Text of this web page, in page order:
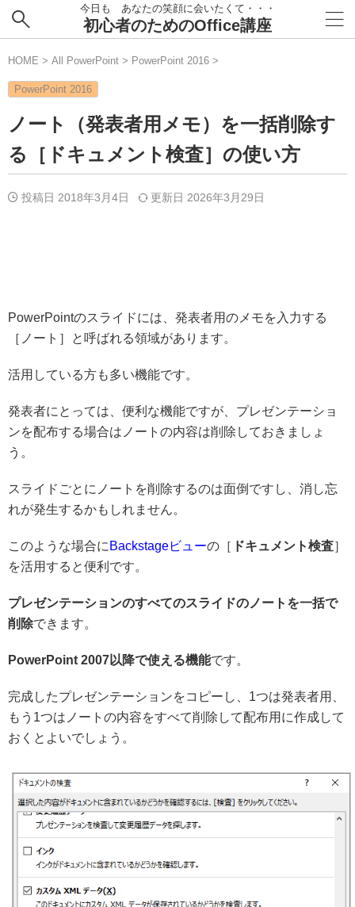
今日も あなたの笑顔に会いたくて・・・
初心者のためのOffice講座
HOME > All PowerPoint > PowerPoint 2016 >
PowerPoint 2016
ノート（発表者用メモ）を一括削除す
る［ドキュメント検査］の使い方
投稿日 2018年3月4日 更新日 2026年3月29日
PowerPointのスライドには、発表者用のメモを入力する
［ノート］と呼ばれる領域があります。
活用している方も多い機能です。
発表者にとっては、便利な機能ですが、プレゼンテーショ
ンを配布する場合はノートの内容は削除しておきましょ
う。
スライドごとにノートを削除するのは面倒ですし、消し忘
れが発生するかもしれません。
このような場合に Backstageビューの［ ドキュメント検査］
を活用すると便利です。
プレゼンテーションのすべてのスライドのノートを一括で
削除できます。
PowerPoint 2007以降で使える機能です。
完成したプレゼンテーションをコピーし、1つは発表者用、
もう1つはノートの内容をすべて削除して配布用に作成して
おくとよいでしょう。